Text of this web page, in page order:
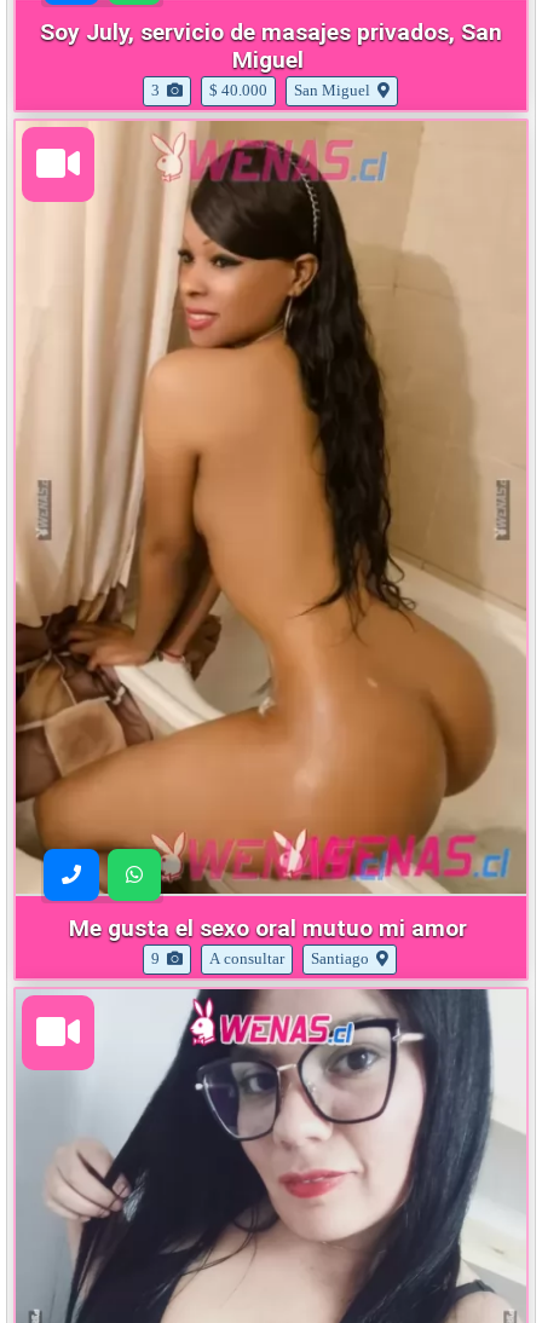
Soy July, servicio de masajes privados, San
Miguel
3 $ 40.000 San Miguel
Me gusta el sexo oral mutuo mi amor
9 A consultar Santiago